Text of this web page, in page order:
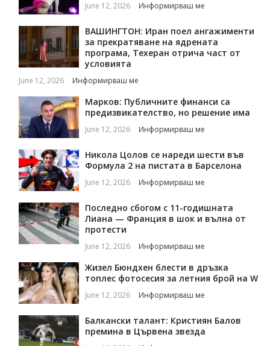
June 12, 2026 Информирваш ме
ВАШИНГТОН: Иран поел ангажименти
за прекратяване на ядрената
програма, Техеран отрича част от
условията
June 12, 2026 Информирваш ме
Марков: Публичните финанси са
предизвикателство, но решение има
June 12, 2026 Информирваш ме
Никола Цолов се нареди шести във
Формула 2 на пистата в Барселона
June 12, 2026 Информирваш ме
Последно сбогом с 11-годишната
Лиана — Франция в шок и вълна от
протести
June 12, 2026 Информирваш ме
Жизел Бюндхен блести в дръзка
топлес фотосесия за летния брой на W
June 12, 2026 Информирваш ме
Балкански талант: Кристиян Балов
премина в Цървена звезда